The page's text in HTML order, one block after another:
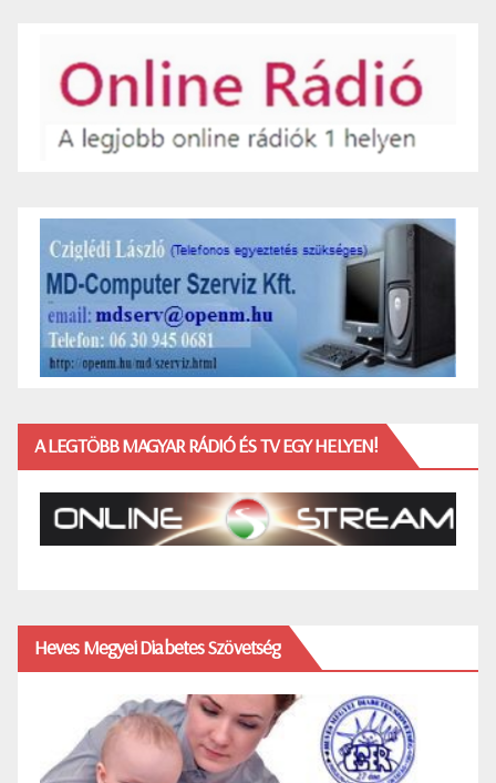
A LEGTÖBB MAGYAR RÁDIÓ ÉS TV EGY HELYEN!
Heves Megyei Diabetes Szövetség